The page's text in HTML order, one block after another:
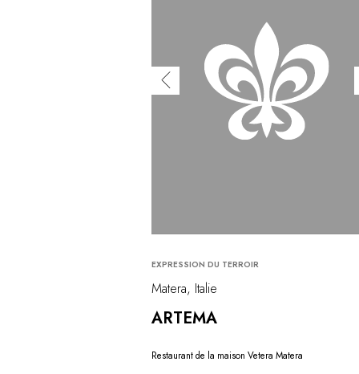
EXPRESSION DU TERROIR
Matera, Italie
ARTEMA
Restaurant de la maison Vetera Matera